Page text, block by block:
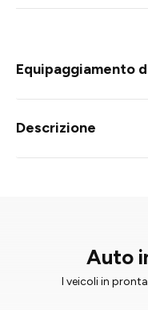
Equipaggiamento
Descrizione
Auto
I veicoli in